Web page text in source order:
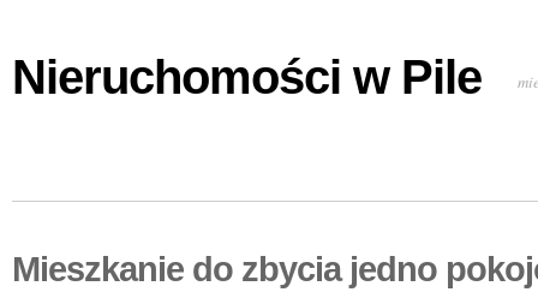
Nieruchomości w Pile
Mieszkanie do zbycia jedno